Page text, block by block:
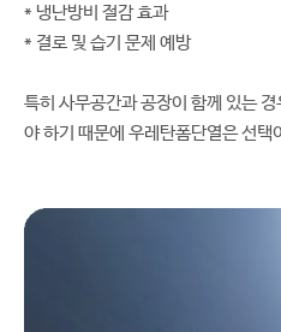
* 냉난방비 절감 효과
* 결로 및 습기 문제 예방
특히 사무공간과 공장이 함께 있는
야 하기 때문에 우레탄폼단열은 선택